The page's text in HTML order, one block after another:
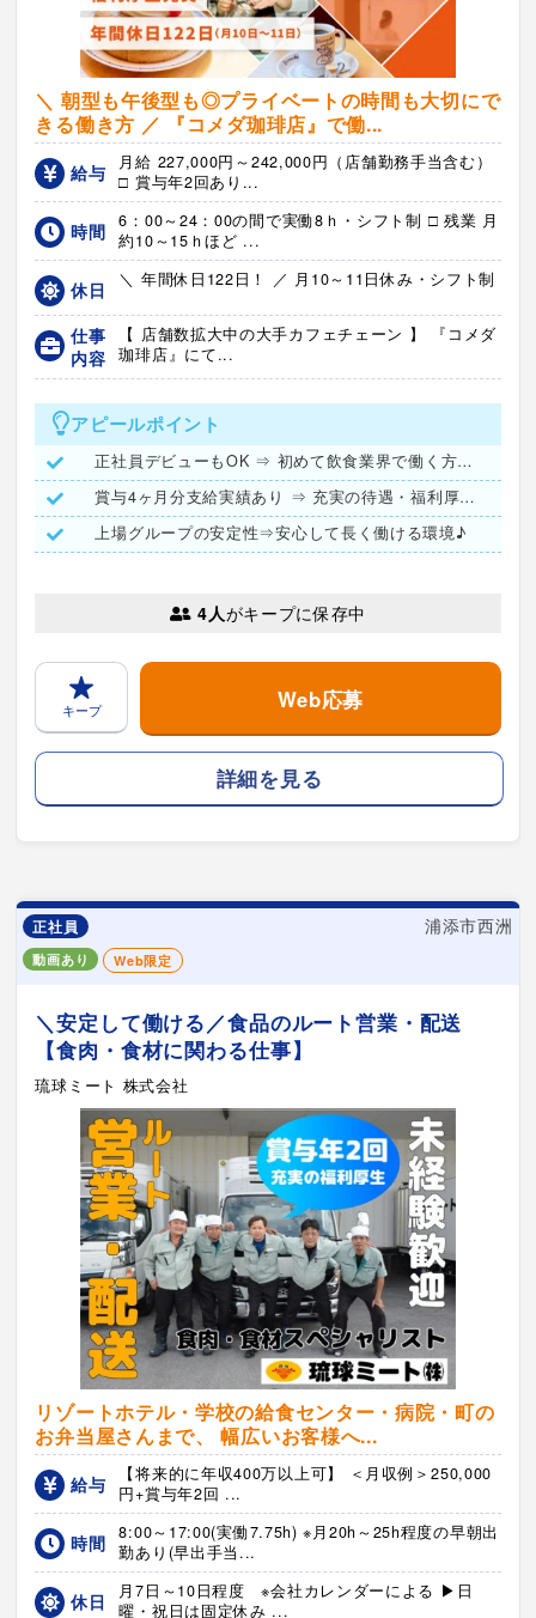
＼ 朝型も午後型も◎プライベートの時間も大切にで
きる働き方 ／ 『コメダ珈琲店』で働...
給与
月給 227,000円～242,000円（店舗勤務手当含む）
□ 賞与年2回あり...
時間
6：00～24：00の間で実働8ｈ・シフト制 □ 残業 月
約10～15ｈほど ...
休日 ＼ 年間休日122日！ ／ 月10～11日休み・シフト制
仕事
内容
【 店舗数拡大中の大手カフェチェーン 】 『コメダ
珈琲店』にて...
アピールポイント
正社員デビューもOK ⇒ 初めて飲食業界で働く方も歓迎♪
賞与4ヶ月分支給実績あり ⇒ 充実の待遇・福利厚生が勢揃い◎
上場グループの安定性⇒安心して長く働ける環境♪
4人がキープに保存中
キープ Web応募
詳細を見る
正社員 浦添市西洲
動画あり Web限定
＼安定して働ける／食品のルート営業・配送
【食肉・食材に関わる仕事】
琉球ミート 株式会社
リゾートホテル・学校の給食センター・病院・町の
お弁当屋さんまで、 幅広いお客様へ...
給与
【将来的に年収400万以上可】 ＜月収例＞250,000
円+賞与年2回 ...
時間
8:00～17:00(実働7.75h) ※月20h～25h程度の早朝出
勤あり(早出手当...
休日
月7日～10日程度 ※会社カレンダーによる ▶日
曜・祝日は固定休み ...